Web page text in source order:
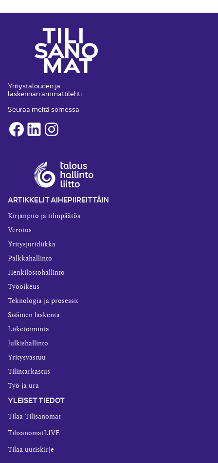
Yritystalouden ja
laskennan ammattilehti
Seuraa meitä somessa
Facebook
LinkedInInstagram
ARTIKKELIT AIHEPIIREITTÄIN
Kirjanpito ja tilinpäätös
Verotus
Yritysjuridiikka
Palkkahallinto
Henkilöstöhallinto
Työoikeus
Teknologia ja prosessit
Sisäinen laskenta
Liiketoiminta
Julkishallinto
Yritysvastuu
Tilintarkastus
Työ ja ura
YLEISET TIEDOT
Tilaa Tilisanomat
TilisanomatLIVE
Tilaa uutiskirje